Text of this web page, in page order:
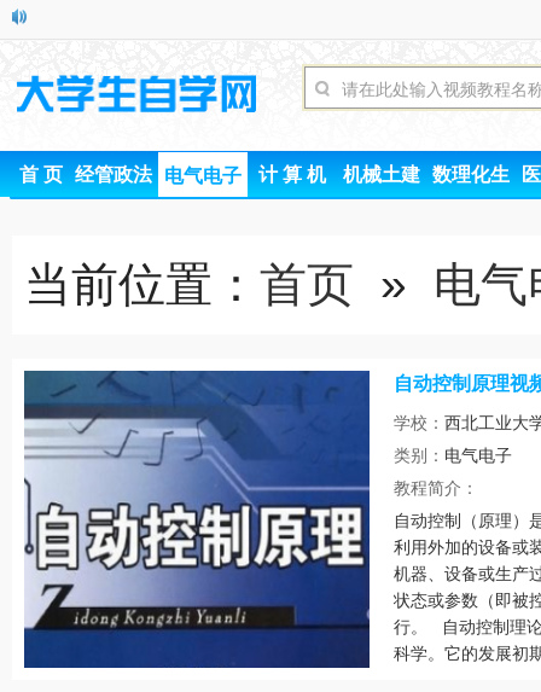
首 页 经管政法 电气电子 计 算 机 机械土建 数理化生
当前位置： 首页 » 电
自动控制原理视
学校： 西北工业大
类别： 电气电子
教程简介：
自动控制（原理）
利用外加的设备或
机器、设备或生产
状态或参数（即被
行。 自动控制理
科学。它的发展初